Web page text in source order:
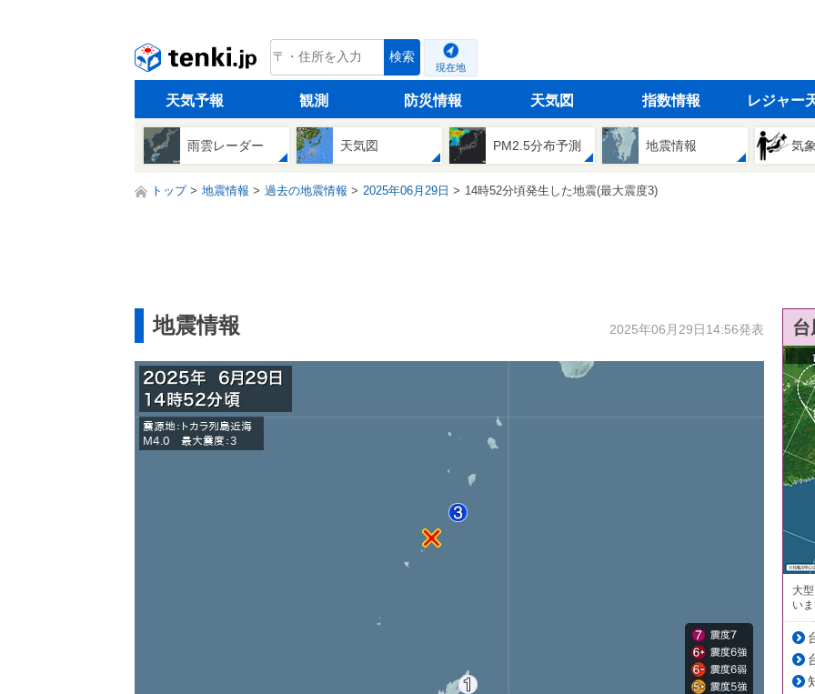
tenki.jp 検索
現在地
天気予報 観測 防災情報 天気図 指数情報 レジャー
雨雲レーダー 天気図 PM2.5分布予測 地震情報 気
トップ 地震情報 過去の地震情報 2025年06月29日 14時52分頃発生した地震(最大震度3)
地震情報 2025年06月29日14:56発表
大
い